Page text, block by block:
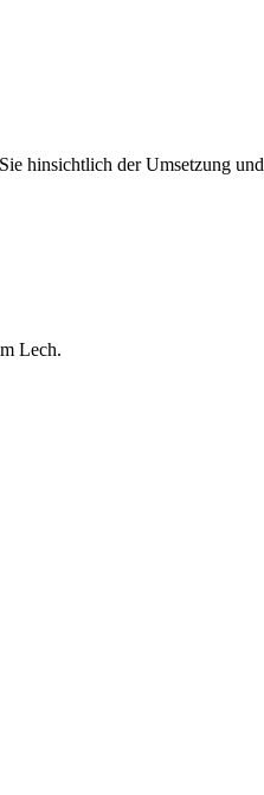
hinsichtlich der Umsetzung und
Lech.